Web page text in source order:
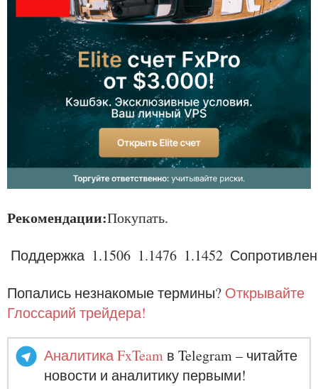
Рекомендации:Покупать.
Поддержка 1.1506 1.1476 1.1452
Попались незнакомые термины? Открывайте
Глоссарий трейдера!
Аналитика FxTeam в Telegram – читайте
новости и аналитику первыми!